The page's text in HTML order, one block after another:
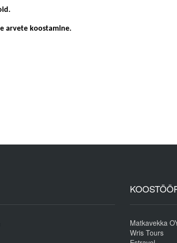
arvete koostamine.
Matkavekka
Wris Tours